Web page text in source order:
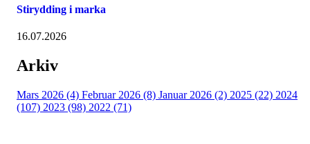
Stirydding i marka
16.07.2026
Arkiv
Mars 2026 (4) Februar 2026 (8) Januar 2026 (2) 2025 (22) 2024
(107) 2023 (98) 2022 (71)